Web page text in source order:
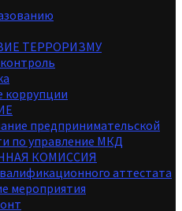
ТЕРРОРИЗМУ
коррупции
предпринимательской
по управление МКД
КОМИССИЯ
аттестата
мероприятия